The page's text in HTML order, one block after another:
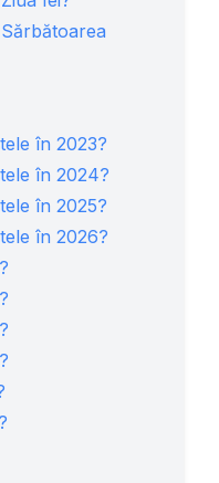
în 2023?
în 2024?
în 2025?
în 2026?